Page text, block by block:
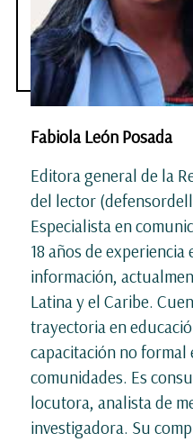
Fabiola León Posada
Editora general de la
del lector
Especialista en
18 años de
información,
Latina y el Caribe.
trayectoria en
capacitación no formal
comunidades. Es
locutora, analista de
investigadora. Su